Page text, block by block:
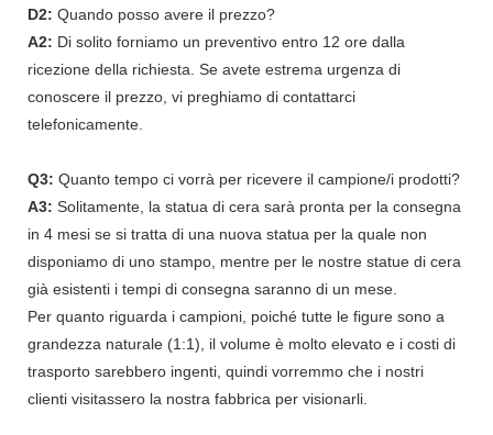
D2: Quando posso avere il prezzo?
A2: Di solito forniamo un preventivo entro 12 ore dalla
ricezione della richiesta. Se avete estrema urgenza di
conoscere il prezzo, vi preghiamo di contattarci
telefonicamente.
Q3: Quanto tempo ci vorrà per ricevere il campione/i prodotti?
A3: Solitamente, la statua di cera sarà pronta per la consegna
in 4 mesi se si tratta di una nuova statua per la quale non
disponiamo di uno stampo, mentre per le nostre statue di cera
già esistenti i tempi di consegna saranno di un mese.
Per quanto riguarda i campioni, poiché tutte le figure sono a
grandezza naturale (1:1), il volume è molto elevato e i costi di
trasporto sarebbero ingenti, quindi vorremmo che i nostri
clienti visitassero la nostra fabbrica per visionarli.